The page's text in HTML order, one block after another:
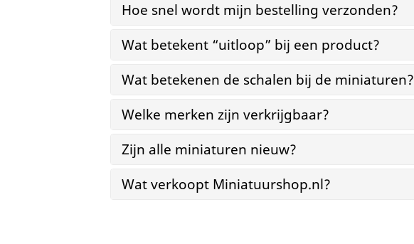
Hoe snel wordt mijn bestelling verzonden?
Wat betekent “uitloop” bij een product?
Wat betekenen de schalen bij de miniaturen?
Welke merken zijn verkrijgbaar?
Zijn alle miniaturen nieuw?
Wat verkoopt Miniatuurshop.nl?